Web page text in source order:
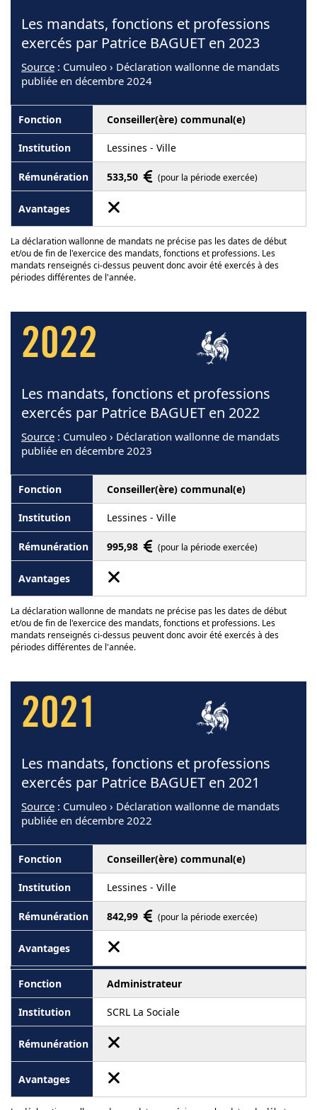
Les mandats, fonctions et professions
exercés par Patrice BAGUET en 2023
Source : Cumuleo › Déclaration wallonne de mandats
publiée en décembre 2024
Conseiller(ère) communal(e)
Lessines - Ville
533,50 (pour la période exercée)
La déclaration wallonne de mandats ne précise pas les dates de début
et/ou de fin de l'exercice des mandats, fonctions et professions. Les
mandats renseignés ci-dessus peuvent donc avoir été exercés à des
périodes différentes de l'année.
2022
Les mandats, fonctions et professions
exercés par Patrice BAGUET en 2022
Source : Cumuleo › Déclaration wallonne de mandats
publiée en décembre 2023
Conseiller(ère) communal(e)
Lessines - Ville
995,98 (pour la période exercée)
La déclaration wallonne de mandats ne précise pas les dates de début
et/ou de fin de l'exercice des mandats, fonctions et professions. Les
mandats renseignés ci-dessus peuvent donc avoir été exercés à des
périodes différentes de l'année.
2021
Les mandats, fonctions et professions
exercés par Patrice BAGUET en 2021
Source : Cumuleo › Déclaration wallonne de mandats
publiée en décembre 2022
Conseiller(ère) communal(e)
Lessines - Ville
842,99 (pour la période exercée)
Administrateur
SCRL La Sociale